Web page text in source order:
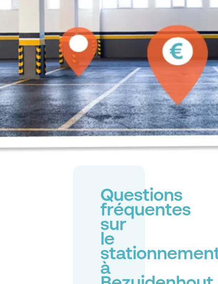
Questions
fréquentes
sur
le
à